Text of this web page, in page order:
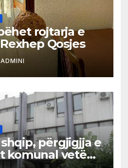
rojtarja e
Qosjes
ADMINI
përgjigjja e
komunal vetëm